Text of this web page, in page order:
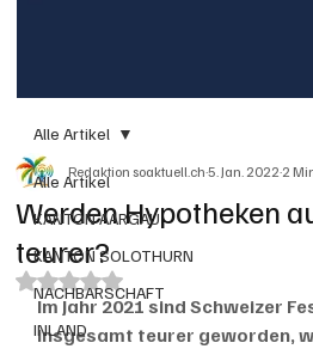
Alle Artikel
KANTON AARGAU
KANTON SOLOTHURN
NACHBARSCHAFT
INLAND
Alle Artikel
Werden Hypotheken
teurer?
Redaktion soaktuell.ch5. Jan. 20222
Mit NaN von 5 Sternen bewertet.
Im Jahr 2021 sind Schweizer
insgesamt teurer geworden,